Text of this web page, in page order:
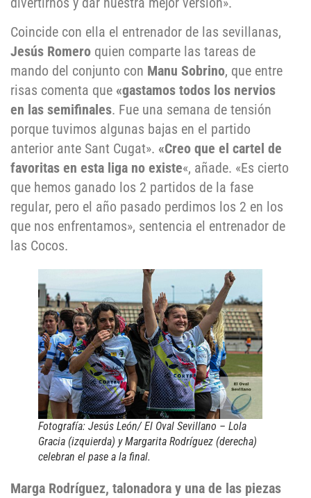
Coincide con ella el entrenador de las sevillanas,
Jesús Romero quien comparte las tareas de
mando del conjunto con Manu Sobrino, que entre
risas comenta que «gastamos todos los nervios
en las semifinales. Fue una semana de tensión
porque tuvimos algunas bajas en el partido
anterior ante Sant Cugat». «Creo que el cartel de
favoritas en esta liga no existe«, añade. «Es cierto
que hemos ganado los 2 partidos de la fase
regular, pero el año pasado perdimos los 2 en los
que nos enfrentamos», sentencia el entrenador de
las Cocos.
Fotografía: Jesús León/ El Oval Sevillano – Lola
Gracia (izquierda) y Margarita Rodríguez (derecha)
celebran el pase a la final.
Marga Rodríguez, talonadora y una de las piezas